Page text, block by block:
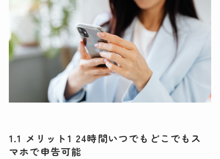
1.1 メリット1 24時間いつでもどこでもス
マホで申告可能